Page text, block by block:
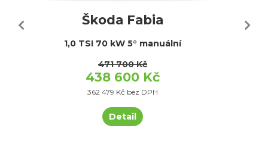
Škoda Fabia
1,0 TSI 70 kW 5° manuální
471 700 Kč
438 600 Kč
362 479 Kč bez DPH
Detail